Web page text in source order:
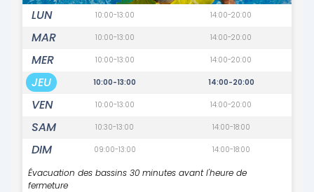
LUN 10:00-13:00 14:00-20:00
MAR 10:00-13:00 14:00-20:00
MER 10:00-13:00 14:00-20:00
JEU 10:00-13:00 14:00-20:00
VEN 10:00-13:00 14:00-20:00
SAM 10:30-13:00 14:00-18:00
DIM 09:00-13:00 14:00-18:00
Évacuation des bassins 30 minutes avant l'heure de
fermeture